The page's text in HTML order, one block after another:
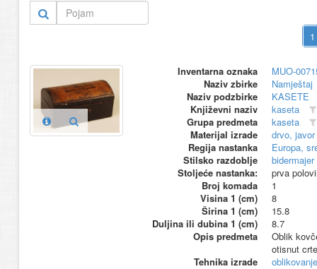
Inventarna oznaka
MUO-
Naziv zbirke
Namještaj
Naziv podzbirke
KASETE
Književni naziv
kaseta
Grupa predmeta
kaseta
Materijal izrade
drvo, javor
Regija nastanka
Europa,
Stilsko razdoblje
bidermajer
Stoljeće nastanka:
prva
Broj komada
1
Visina 1 (cm)
8
Širina 1 (cm)
15.8
Duljina ili dubina 1 (cm)
8.7
Opis predmeta
Oblik
otisnut
Tehnika izrade
oblikovanje